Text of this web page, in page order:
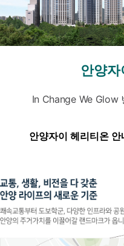
안양
In Change We Glow
안양자이 헤리티온 안